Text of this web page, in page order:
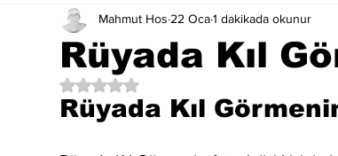
Rüya Tabirleri Ay Burcu Günlük Burç Yorumları
Rüyada Kıl
Mahmut Hos 22 Oca1 dakikada okunur
5 üzerinden NaN yıldız
Rüyada Kıl